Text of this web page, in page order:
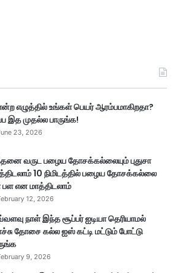
எழுத்தில் உங்கள் பெயர் ஆரம்பமாகிறதா?
இத முதல்ல பாருங்க!
23, 2026
வருட பழைய தோசக்கல்லையும் புதுசா
10 நிமிடத்தில் பழைய தோசக்கல்லை
என மாத்திடலாம்
12, 2026
நாள் இந்த சூப்பர் ஐடியா தெரியாமல்
தோசை கல்ல ஐஸ் கட்டி மட்டும் போட்டு
9, 2026